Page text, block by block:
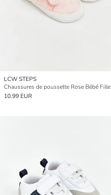
LCW STEPS
Chaussures de poussette Rose Bébé Fille
10.99 EUR